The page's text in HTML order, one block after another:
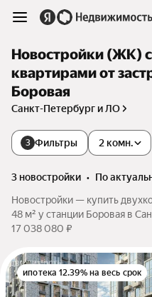
Новостройки (ЖК)
квартирами от
Боровая
Санкт-Петербург и ЛО
3 Фильтры 2 комн.
3 новостройки •
по
Новостройки — купить
48 м² у станции Боровая в
17 038 080 ₽
ипотека 12.39% на весь срок